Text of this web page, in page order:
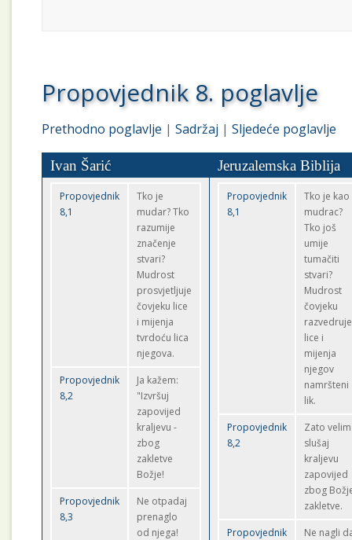
Propovjednik 8. poglavlje
Prethodno poglavlje |Sadržaj |Sljedeće poglavlje
Ivan Šarić Jeruzalemska Biblija
Propovjednik
8,1
Tko je
mudar? Tko
razumije
značenje
stvari?
Mudrost
prosvjetljuje
čovjeku lice
i mijenja
tvrdoću lica
njegova.
Propovjednik
8,2
Ja kažem:
"Izvršuj
zapovijed
kraljevu -
zbog
zakletve
Božje!
Propovjednik
8,3
Ne otpadaj
prenaglo
od njega!
Propovjednik
8,1
Tko je kao
mudrac?
Tko još
umije
tumačiti
stvari?
Mudrost
čovjeku
razvedruje
lice i
mijenja
njegov
namršteni
lik.
Propovjednik
8,2
Zato
slušaj
kraljevu
zapovijed
zbog
zakletve.
Propovjednik
Ne nagli